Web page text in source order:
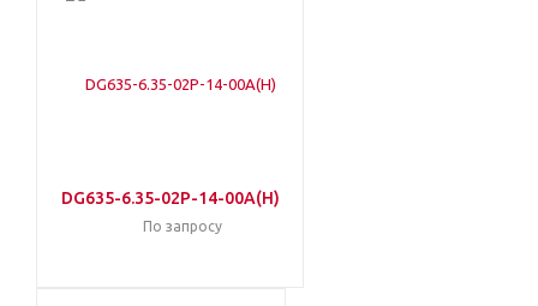
DG635-6.35-02P-14-00A(H)
По запросу